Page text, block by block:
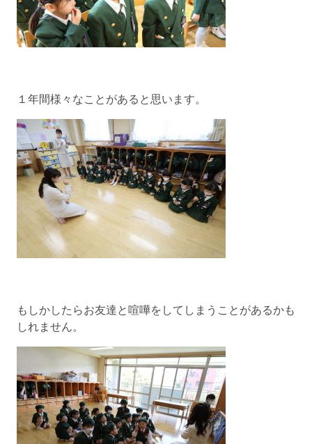
１年間様々なことがあると思います。
もしかしたらお友達と喧嘩をしてしまうことがあるかも
しれません。